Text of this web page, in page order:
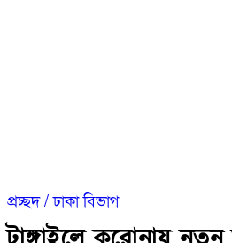
প্রচ্ছদ / ঢাকা বিভাগ